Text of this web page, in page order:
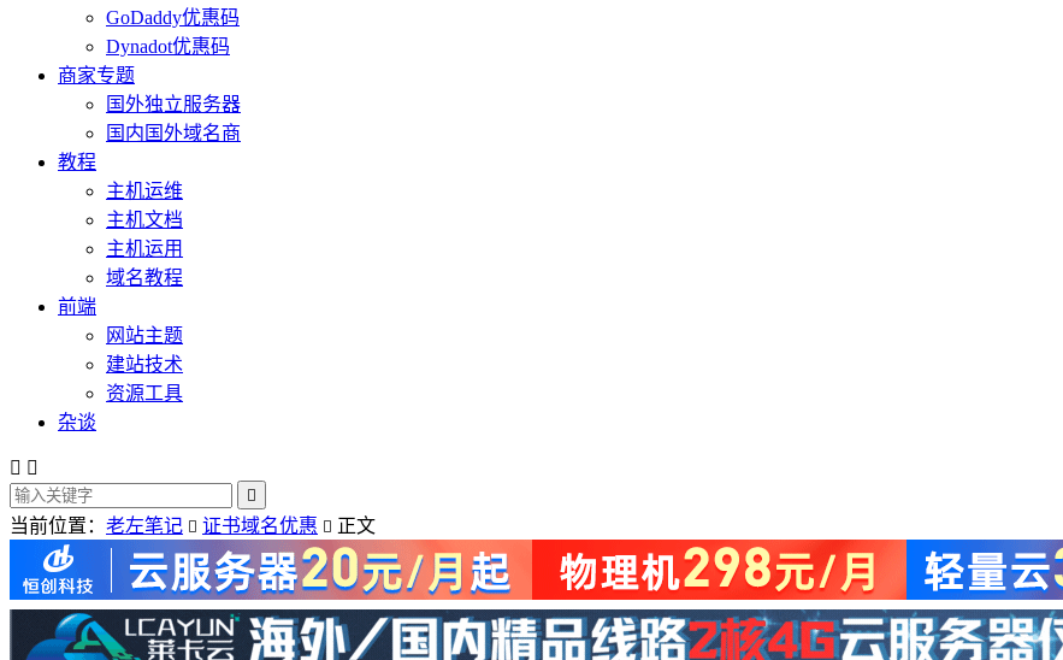
GoDaddy优惠码
Dynadot优惠码
商家专题
国外独立服务器
国内国外域名商
教程
主机运维
主机文档
主机运用
域名教程
前端
网站主题
建站技术
资源工具
杂谈
 

当前位置： 老左笔记  证书域名优惠  正文